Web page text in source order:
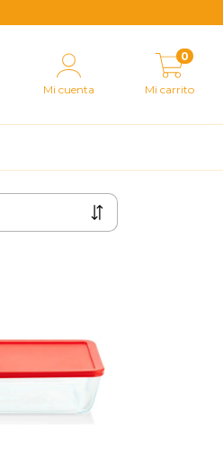
Mi cuenta Mi carrito
0